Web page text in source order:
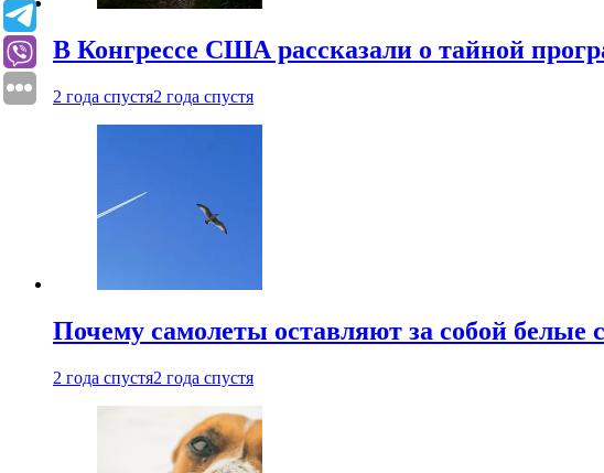
В Конгрессе США рассказали о тайной
2 года спустя2 года спустя
Почему самолеты оставляют за собой белые
2 года спустя2 года спустя